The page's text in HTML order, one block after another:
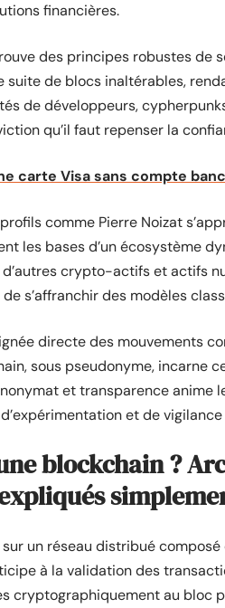
financières.
des principes robustes de
suite de blocs inaltérables,
de développeurs,
qu’il faut repenser la
carte Visa sans compte
comme Pierre Noizat
les bases d’un écosystème
crypto-actifs et actifs
s’affranchir des modèles
directe des mouvements
sous pseudonyme, incarne
et transparence anime
et de
blockchain ?
un réseau distribué
à la validation des
cryptographiquement au bloc